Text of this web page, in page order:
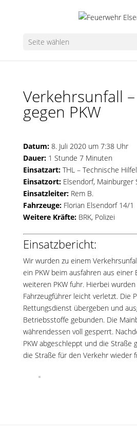
Seite wählen
Verkehrsunfall –
gegen PKW
Datum:8. Juli 2020 um 7:38 Uhr
Dauer:1 Stunde 7 Minuten
Einsatzart:THL – Technische
Einsatzort:Elsendorf, Mainburger
Einsatzleiter:Rem B.
Fahrzeuge: Florian Elsendorf 14/1
Weitere Kräfte:BRK, Polizei
Einsatzbericht:
Wir wurden zu einem
ein PKW beim ausfahren aus einer
weiteren PKW fuhr. Hierbei
Fahrzeugführer leicht verletzt. Die
Rettungsdienst übergeben und
Betriebsstoffe gebunden. Die
währendessen voll gesperrt.
PKW abgeschleppt und die Straße
die Straße für den Verkehr wieder